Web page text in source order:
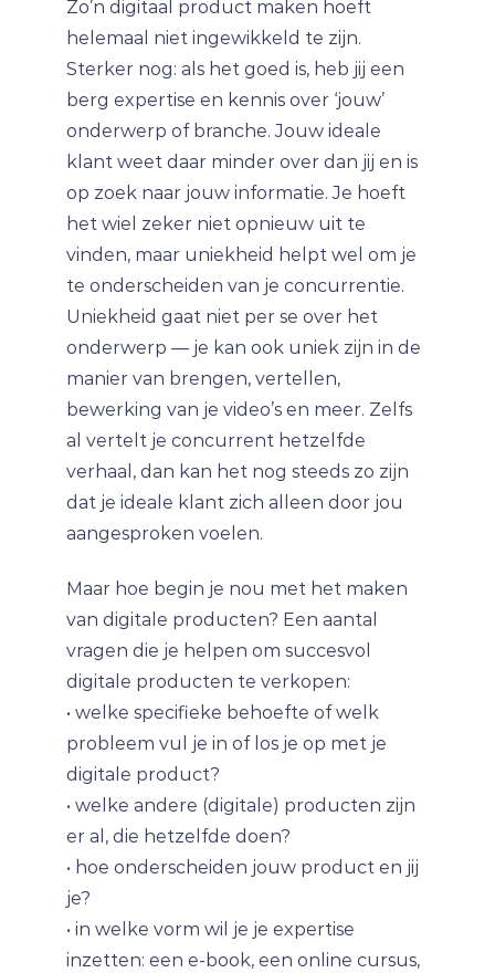
Zo’n digitaal product maken hoeft
helemaal niet ingewikkeld te zijn.
Sterker nog: als het goed is, heb jij een
berg expertise en kennis over ‘jouw’
onderwerp of branche. Jouw ideale
klant weet daar minder over dan jij en is
op zoek naar jouw informatie. Je hoeft
het wiel zeker niet opnieuw uit te
vinden, maar uniekheid helpt wel om je
te onderscheiden van je concurrentie.
Uniekheid gaat niet per se over het
onderwerp — je kan ook uniek zijn in de
manier van brengen, vertellen,
bewerking van je video’s en meer. Zelfs
al vertelt je concurrent hetzelfde
verhaal, dan kan het nog steeds zo zijn
dat je ideale klant zich alleen door jou
aangesproken voelen.
Maar hoe begin je nou met het maken
van digitale producten? Een aantal
vragen die je helpen om succesvol
digitale producten te verkopen:
• welke specifieke behoefte of welk
probleem vul je in of los je op met je
digitale product?
• welke andere (digitale) producten zijn
er al, die hetzelfde doen?
• hoe onderscheiden jouw product en jij
je?
• in welke vorm wil je je expertise
inzetten: een e-book, een online cursus,